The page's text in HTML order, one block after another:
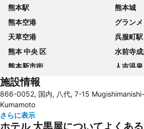
熊本駅
熊本城
熊本空港
グラン
天草空港
呉服町駅
熊本 中央 区
水前寺
熊本新市街
人吉温泉
施設情報
866-0052, 国内, 八代, 7-15
Kumamoto
さらに表示
ホテル 大黒屋についてよくあ